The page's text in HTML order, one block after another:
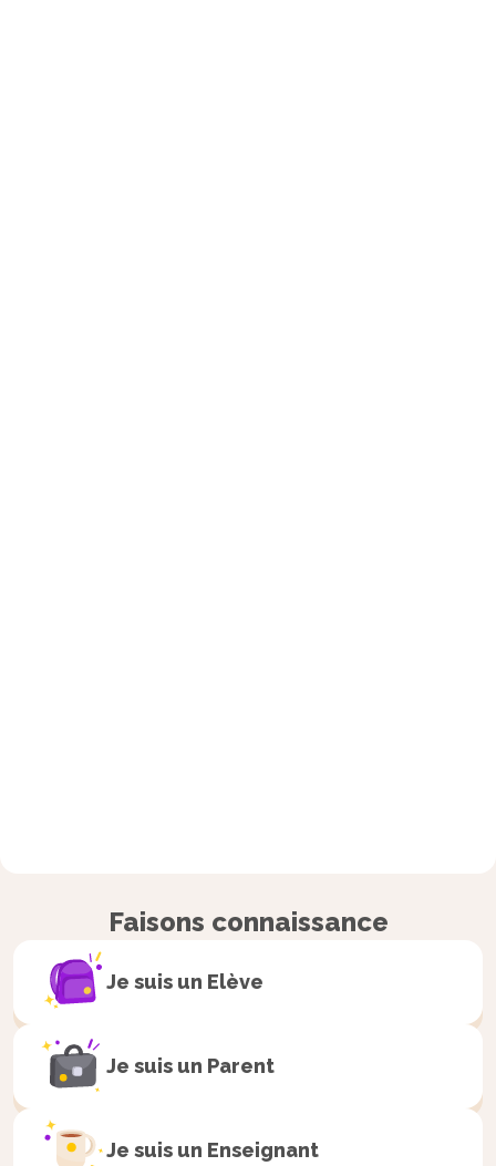
Faisons connaissance
Je suis un Elève
Je suis un Parent
Je suis un Enseignant